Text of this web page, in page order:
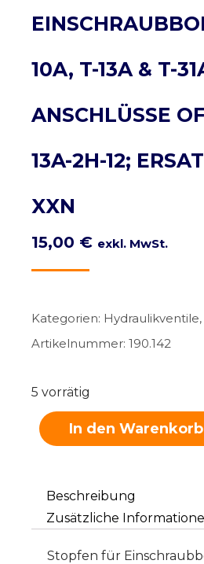
10A, T-13A & T-
ANSCHLÜSSE
13A-2H-12;
XXN
15,00 € exkl. MwSt.
5 vorrätig
In den Warenkorb
Kategorien: Hydraulikventile,
Artikelnummer: 190.142
Beschreibung
Zusätzliche
Stopfen für